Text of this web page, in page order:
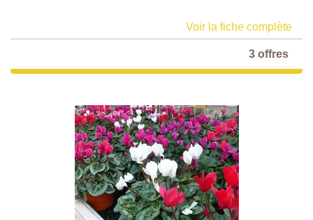
Voir la fiche complète
3 offres